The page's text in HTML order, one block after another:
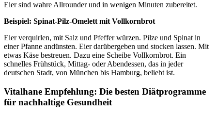
Eier sind wahre Allrounder und in wenigen Minuten zubereitet.
Beispiel: Spinat-Pilz-Omelett mit Vollkornbrot
Eier verquirlen, mit Salz und Pfeffer würzen. Pilze und Spinat in
einer Pfanne andünsten. Eier darübergeben und stocken lassen. Mit
etwas Käse bestreuen. Dazu eine Scheibe Vollkornbrot. Ein
schnelles Frühstück, Mittag- oder Abendessen, das in jeder
deutschen Stadt, von München bis Hamburg, beliebt ist.
Vitalhane Empfehlung: Die besten Diätprogramme
für nachhaltige Gesundheit